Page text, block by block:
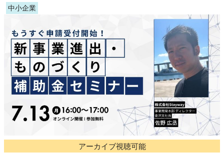
中小企業
アーカイブ視聴可能